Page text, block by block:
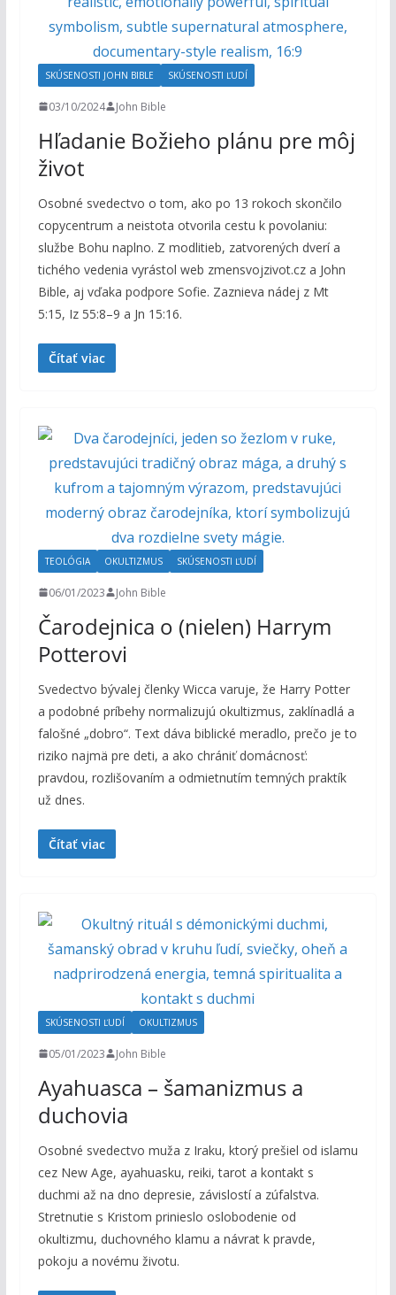
SKÚSENOSTI JOHN BIBLE SKÚSENOSTI ĽUDÍ
03/10/2024 John Bible
Hľadanie Božieho plánu pre môj
život
Osobné svedectvo o tom, ako po 13 rokoch skončilo
copycentrum a neistota otvorila cestu k povolaniu:
službe Bohu naplno. Z modlitieb, zatvorených dverí a
tichého vedenia vyrástol web zmensvojzivot.cz a John
Bible, aj vďaka podpore Sofie. Zaznieva nádej z Mt
5:15, Iz 55:8–9 a Jn 15:16.
Čítať viac
TEOLÓGIA OKULTIZMUS SKÚSENOSTI ĽUDÍ
06/01/2023 John Bible
Čarodejnica o (nielen) Harrym
Potterovi
Svedectvo bývalej členky Wicca varuje, že Harry Potter
a podobné príbehy normalizujú okultizmus, zaklínadlá a
falošné „dobro“. Text dáva biblické meradlo, prečo je to
riziko najmä pre deti, a ako chrániť domácnosť:
pravdou, rozlišovaním a odmietnutím temných praktík
už dnes.
Čítať viac
SKÚSENOSTI ĽUDÍ OKULTIZMUS
05/01/2023 John Bible
Ayahuasca – šamanizmus a
duchovia
Osobné svedectvo muža z Iraku, ktorý prešiel od islamu
cez New Age, ayahuasku, reiki, tarot a kontakt s
duchmi až na dno depresie, závislostí a zúfalstva.
Stretnutie s Kristom prinieslo oslobodenie od
okultizmu, duchovného klamu a návrat k pravde,
pokoju a novému životu.